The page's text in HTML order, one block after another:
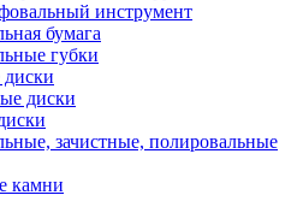
инструмент
бумага
губки
диски
зачистные, полировальные
камни